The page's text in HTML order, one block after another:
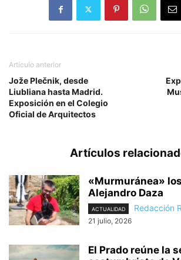
Artículo anterior
Jože Plečnik, desde
Liubliana hasta Madrid.
Exposición en el Colegio
Oficial de Arquitectos
Artículos
«Murmuránea»
Alejandro Daza
ACTUALIDAD Redacción
21 julio, 2026
El Prado reúne la